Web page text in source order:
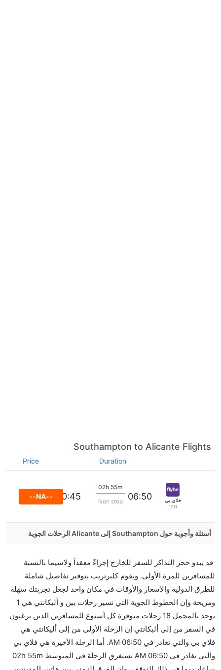
Southampton to Alicante Flights
Duration
Price
فلاي بي
1711
06:50
02h 55m
Non stop
10:45
--NA--
أسئلة وأجوبة حول Southampton إلى Alicante الرحلات الجوية
إلىأليكانتي مما تستغرقه الخطوط الجوية الأخرى؟
نعم. توفر كل من أسرع رحلات الطيران على هذا الطريق،
هل توفر شركات الطيران مساحة إضافية للنوم؟
كثير من خطوط طيران درجة رجال الأعمال توفر مساحة
إضافية للنوم.
هل يمكنني حمل طعامي الخاص؟
نعم، يمكنك حمل طعامك الخاص، و لكن يجب أن يكون معبئا
بشكل جيد.
قد يبدو حجز التذاكر للسفر للخارج إجراءً معقداً ولاسيما بالنسبة
للمسافرين للمرة الأولى. ويقوم كليرتريب بتوفير تفاصيل شاملة
للطرق الدولية والأسعار والأوقات في مكان واحد لجعل تجربتك سهلة
ومريحة وإن الخطوط الجوية التي تسير رحلات بين و أليكانتي هي 1
يوجد بالمجمل 18 رحلات متوفرة كل أسبوع للمسافرين الذين يرغبون
في السفر من إلى أليكانتي إن الرحلة الأولى من إلى أليكانتي هي
فلاي بي والتي تغادر في 06:50 AM. أما الرحلة الأخيرة هي فلاي بي
والتي تغادر في 06:50 AM تستغرق الرحلة في المتوسط 02h 55m